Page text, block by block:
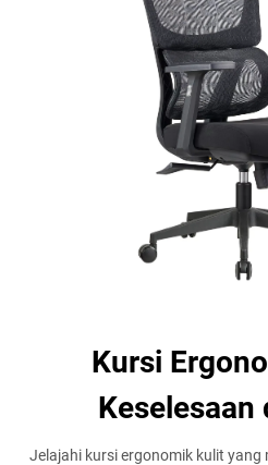
Kursi
Keselesaan
Jelajahi kursi ergonomik kulit yang